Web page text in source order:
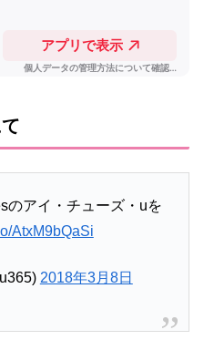
のアイ・チューズ・uを
AtxM9bQaSi
2018年3月8日